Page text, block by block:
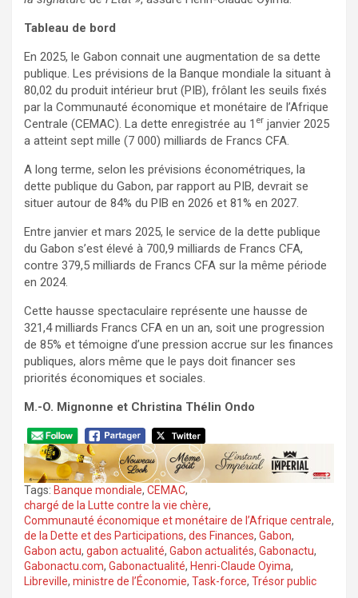
Tableau de bord
En 2025, le Gabon connait une augmentation de sa dette
publique. Les prévisions de la Banque mondiale la situant à
80,02 du produit intérieur brut (PIB), frôlant les seuils fixés
par la Communauté économique et monétaire de l’Afrique
Centrale (CEMAC). La dette enregistrée au 1 er janvier 2025
a atteint sept mille (7 000) milliards de Francs CFA.
A long terme, selon les prévisions économétriques, la
dette publique du Gabon, par rapport au PIB, devrait se
situer autour de 84% du PIB en 2026 et 81% en 2027.
Entre janvier et mars 2025, le service de la dette publique
du Gabon s’est élevé à 700,9 milliards de Francs CFA,
contre 379,5 milliards de Francs CFA sur la même période
en 2024.
Cette hausse spectaculaire représente une hausse de
321,4 milliards Francs CFA en un an, soit une progression
de 85% et témoigne d’une pression accrue sur les finances
publiques, alors même que le pays doit financer ses
priorités économiques et sociales.
M.-O. Mignonne et Christina Thélin Ondo
Tags: Banque mondiale, CEMAC,
chargé de la Lutte contre la vie chère,
Communauté économique et monétaire de l’Afrique centrale,
de la Dette et des Participations, des Finances, Gabon,
Gabon actu, gabon actualité, Gabon actualités, Gabonactu,
Gabonactu.com, Gabonactualité, Henri-Claude Oyima,
Libreville, ministre de l’Économie, Task-force, Trésor public